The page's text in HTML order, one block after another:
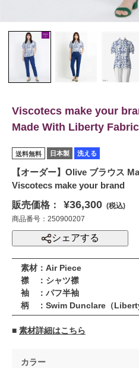
Viscotecs make your
Made With Liberty Fabric
送料無料 日本製 洗える
【オーダー】Olive ブラウス
Viscotecs make your brand
販売価格：
¥36,300 (税込)
商品番号：250900207
シェアする
素材：Air Piece
襟 ：シャツ襟
袖 ：パフ半袖
柄 ：Swim Dunclare（
■ 素材詳細はこちら
カラー